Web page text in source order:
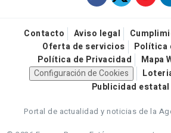
Contacto Aviso legal
Oferta de servicios
Política
Política de Privacidad
Mapa
Configuración de Cookies
Publicidad estatal
Portal de actualidad y noticias de la